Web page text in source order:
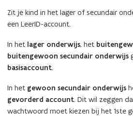
Zit je kind in het lager of secundair
een LeerID-account.
In het lager onderwijs, het
buitengewoon secundair onderwijs
basisaccount.
In het gewoon secundair onderwijs
gevorderd account. Dit wil zeggen
wachtwoord moet kiezen bij het 1ste